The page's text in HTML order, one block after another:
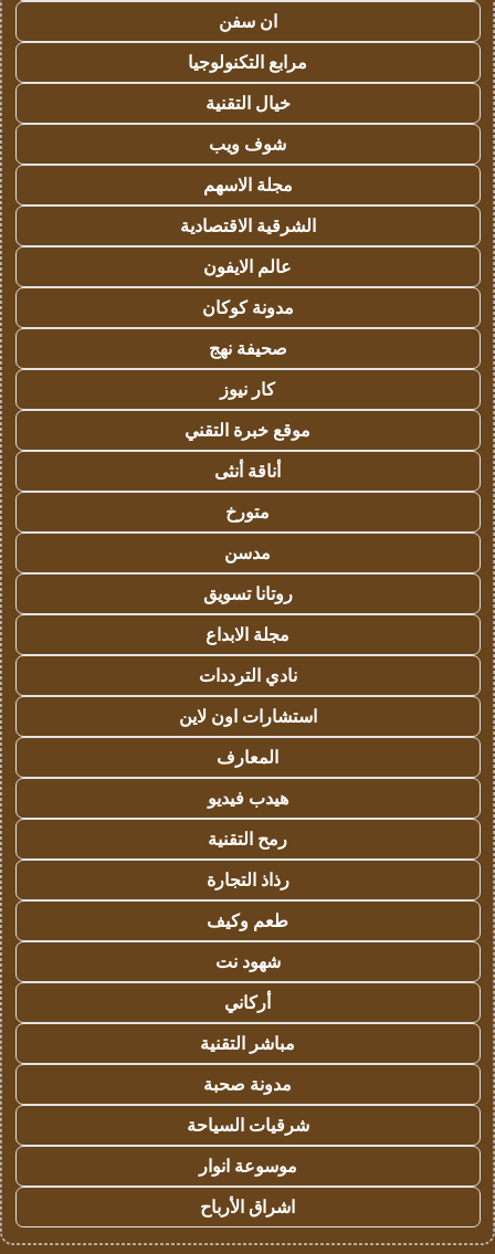
ان سفن
مرابع التكنولوجيا
خيال التقنية
شوف ويب
مجلة الاسهم
الشرقية الاقتصادية
عالم الايفون
مدونة كوكان
صحيفة نهج
كار نيوز
موقع خبرة التقني
أناقة أنثى
متورخ
مدسن
روتانا تسويق
مجلة الابداع
نادي الترددات
استشارات اون لاين
المعارف
هيدب فيديو
رمح التقنية
رذاذ التجارة
طعم وكيف
شهود نت
أركاني
مباشر التقنية
مدونة صحبة
شرقيات السياحة
موسوعة انوار
اشراق الأرباح